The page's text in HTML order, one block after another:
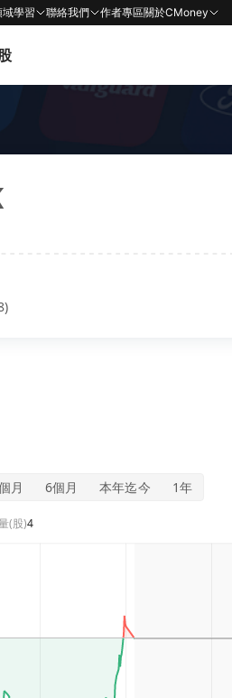
域學習 聯絡我們 作者專區關於CMoney
月 6個月 本年迄今 1年
(股)4